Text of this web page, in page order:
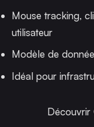
Mouse tracking,
utilisateur
Modèle de
Idéal pour
Découvrir